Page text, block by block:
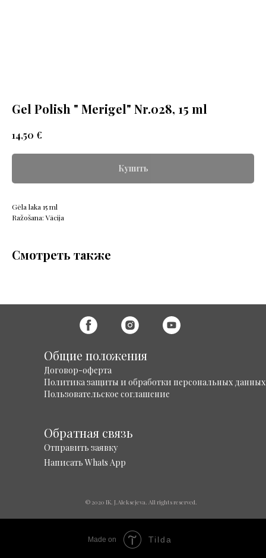
Gel Polish " Merigel" Nr.028, 15 ml
14,50 €
Купить
Gēla laka 15 ml
Ražošana: Vācija
Смотреть также
Общие положения
Договор-оферта
Политика защиты и обработки персональных данных
Пользовательское соглашение
Обратная связь
Написать Whats App
Отправить заявку
© 2020 IK. J.Aleksejeva. All rights reserved.
Made on Tilda